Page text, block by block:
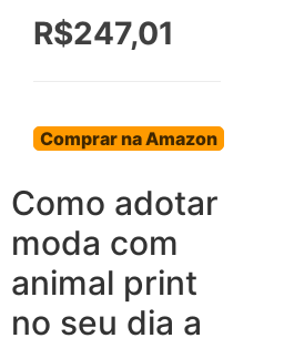
R$247,01
Comprar na Amazon
Como adotar
moda com
animal print
no seu dia a